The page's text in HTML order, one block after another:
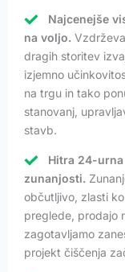
Najcenejše
na voljo.
dragih storitev
izjemno
na trgu in tako
stanovanj,
stavb.
Hitra 24-
zunanjosti.
občutljivo, zlasti
preglede, prodajo
zagotavljamo
projekt čiščenja